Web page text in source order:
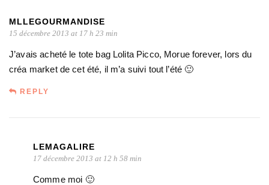
MLLEGOURMANDISE
15 décembre 2013 at 17 h 23 min
J’avais acheté le tote bag Lolita Picco, Morue forever, lors du
créa market de cet été, il m’a suivi tout l’été 🙂
REPLY
LEMAGALIRE
17 décembre 2013 at 12 h 58 min
Comme moi 🙂